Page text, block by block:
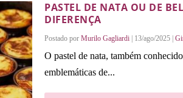
PASTEL DE NATA OU DE
DIFERENÇA
Postado por Murilo Gagliardi 13/ago/2025
O pastel de nata, também
emblemáticas de...